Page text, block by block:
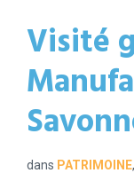
Visité
dans PATRIMOINE,